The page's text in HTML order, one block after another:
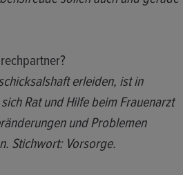
erleiden, ist in
Rat und Hilfe beim Frauenarzt
und Problemen
Stichwort: Vorsorge.